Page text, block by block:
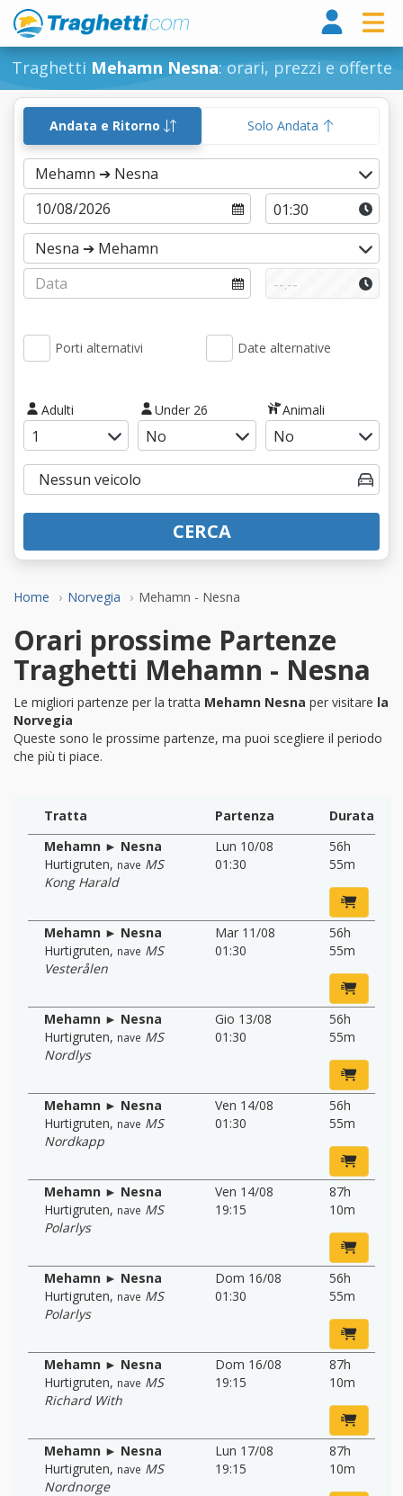
Traghetti Mehamn Nesna: orari, prezzi e offerte
Home Norvegia Mehamn - Nesna
Andata e Ritorno Solo Andata
Porti alternativi Date alternative
Adulti Under 26 Animali
CERCA
Orari prossime Partenze
Traghetti Mehamn - Nesna
Le migliori partenze per la tratta Mehamn Nesna per visitare la
Norvegia
Queste sono le prossime partenze, ma puoi scegliere il periodo
che più ti piace.
Tratta Partenza
Durata
Mehamn ► Nesna
Hurtigruten, nave MS
Kong Harald
Lun 10/08
01:30
56h
55m
Mehamn ► Nesna
Hurtigruten, nave MS
Vesterålen
Mar 11/08
01:30
56h
55m
Mehamn ► Nesna
Hurtigruten, nave MS
Nordlys
Gio 13/08
01:30
56h
55m
Mehamn ► Nesna
Hurtigruten, nave MS
Nordkapp
Ven 14/08
01:30
56h
55m
Mehamn ► Nesna
Hurtigruten, nave MS
Polarlys
Ven 14/08
19:15
87h
10m
Mehamn ► Nesna
Hurtigruten, nave MS
Polarlys
Dom 16/08
01:30
56h
55m
Mehamn ► Nesna
Hurtigruten, nave MS
Richard With
Dom 16/08
19:15
87h
10m
Mehamn ► Nesna
Hurtigruten, nave MS
Nordnorge
Lun 17/08
19:15
87h
10m